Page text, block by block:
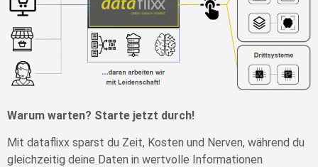
Warum warten? Starte jetzt durch!
Mit dataflixx sparst du Zeit, Kosten und Nerven, während du
gleichzeitig deine Daten in wertvolle Informationen